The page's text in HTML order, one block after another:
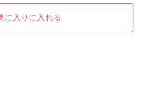
に入りに入れる